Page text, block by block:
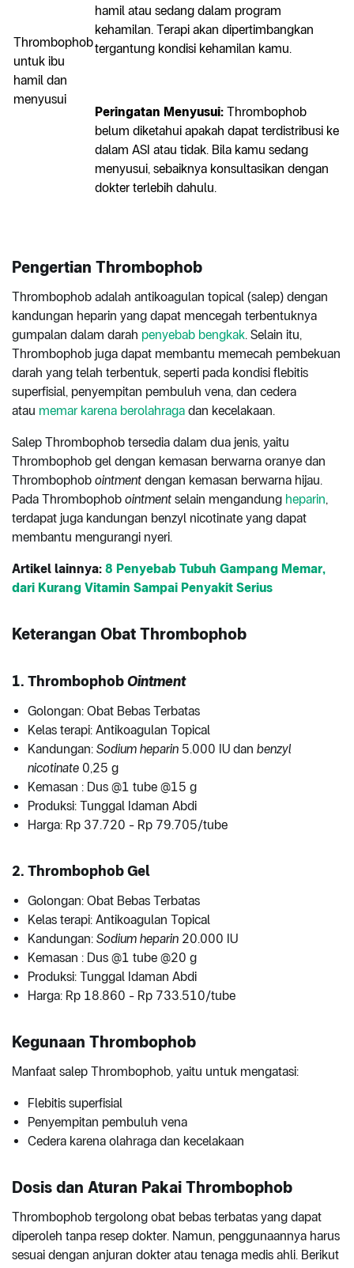
Thrombophob
untuk ibu
hamil dan
menyusui
hamil atau sedang dalam program
kehamilan. Terapi akan dipertimbangkan
tergantung kondisi kehamilan kamu.
Peringatan Menyusui: Thrombophob
belum diketahui apakah dapat terdistribusi ke
dalam ASI atau tidak. Bila kamu sedang
menyusui, sebaiknya konsultasikan dengan
dokter terlebih dahulu.
Pengertian Thrombophob
Thrombophob adalah antikoagulan topical (salep) dengan
kandungan heparin yang dapat mencegah terbentuknya
gumpalan dalam darah penyebab bengkak. Selain itu,
Thrombophob juga dapat membantu memecah pembekuan
darah yang telah terbentuk, seperti pada kondisi flebitis
superfisial, penyempitan pembuluh vena, dan cedera
atau memar karena berolahraga dan kecelakaan.
Salep Thrombophob tersedia dalam dua jenis, yaitu
Thrombophob gel dengan kemasan berwarna oranye dan
Thrombophob ointment dengan kemasan berwarna hijau.
Pada Thrombophob ointment selain mengandung heparin,
terdapat juga kandungan benzyl nicotinate yang dapat
membantu mengurangi nyeri.
Artikel lainnya: 8 Penyebab Tubuh Gampang Memar,
dari Kurang Vitamin Sampai Penyakit Serius
Keterangan Obat Thrombophob
1. ThrombophobOintment
Golongan: Obat Bebas Terbatas
Kelas terapi: Antikoagulan Topical
Kandungan: Sodium heparin 5.000 IU dan benzyl
nicotinate 0,25 g
Kemasan : Dus @1 tube @15 g
Produksi: Tunggal Idaman Abdi
Harga: Rp 37.720 - Rp 79.705/tube
2. Thrombophob Gel
Golongan: Obat Bebas Terbatas
Kelas terapi: Antikoagulan Topical
Kandungan: Sodium heparin 20.000 IU
Kemasan : Dus @1 tube @20 g
Produksi: Tunggal Idaman Abdi
Harga: Rp 18.860 - Rp 733.510/tube
Kegunaan Thrombophob
Manfaat salep Thrombophob, yaitu untuk mengatasi:
Flebitis superfisial
Penyempitan pembuluh vena
Cedera karena olahraga dan kecelakaan
Dosis dan Aturan Pakai Thrombophob
Thrombophob tergolong obat bebas terbatas yang dapat
diperoleh tanpa resep dokter. Namun, penggunaannya harus
sesuai dengan anjuran dokter atau tenaga medis ahli. Berikut